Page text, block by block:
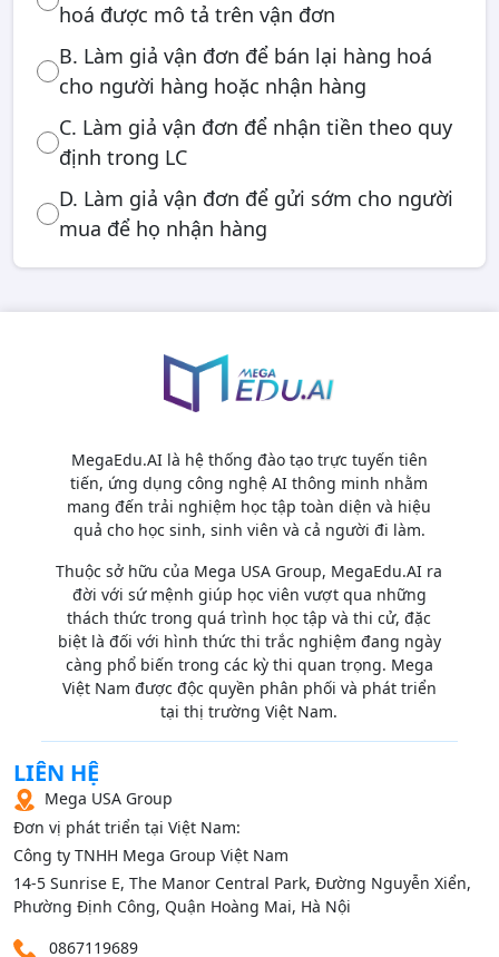
hoá được mô tả trên vận đơn
B. Làm giả vận đơn để bán lại hàng hoá
cho người hàng hoặc nhận hàng
C. Làm giả vận đơn để nhận tiền theo quy
định trong LC
D. Làm giả vận đơn để gửi sớm cho người
mua để họ nhận hàng
MegaEdu.AI là hệ thống đào tạo trực tuyến tiên
tiến, ứng dụng công nghệ AI thông minh nhằm
mang đến trải nghiệm học tập toàn diện và hiệu
quả cho học sinh, sinh viên và cả người đi làm.
Thuộc sở hữu của Mega USA Group, MegaEdu.AI ra
đời với sứ mệnh giúp học viên vượt qua những
thách thức trong quá trình học tập và thi cử, đặc
biệt là đối với hình thức thi trắc nghiệm đang ngày
càng phổ biến trong các kỳ thi quan trọng. Mega
Việt Nam được độc quyền phân phối và phát triển
tại thị trường Việt Nam.
LIÊN HỆ
Mega USA Group
Đơn vị phát triển tại Việt Nam:
Công ty TNHH Mega Group Việt Nam
14‑5 Sunrise E, The Manor Central Park, Đường Nguyễn Xiển,
Phường Định Công, Quận Hoàng Mai, Hà Nội
0867119689